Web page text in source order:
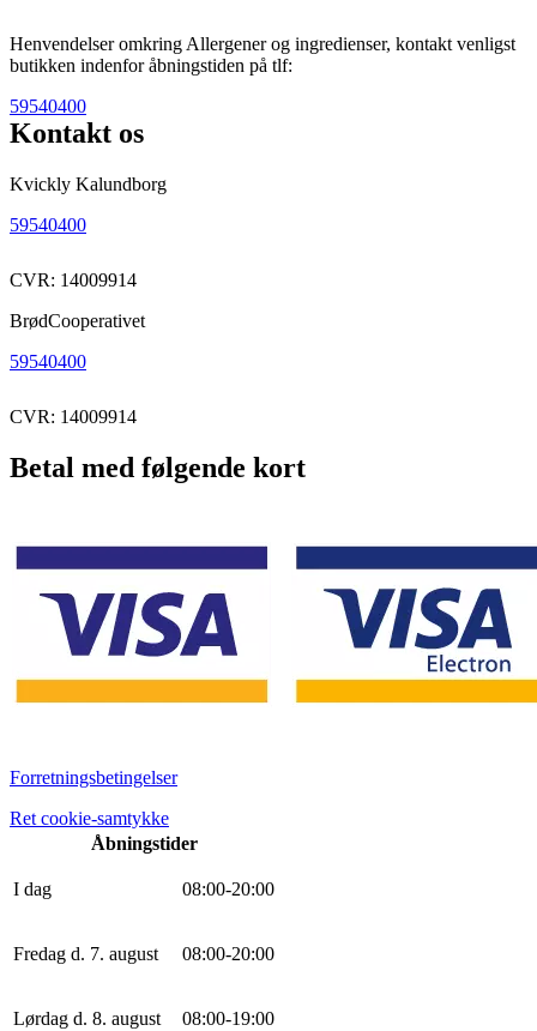
Henvendelser omkring Allergener og ingredienser, kontakt venligst
butikken indenfor åbningstiden på tlf:
59540400
Kontakt os
Kvickly Kalundborg
59540400
CVR: 14009914
BrødCooperativet
59540400
CVR: 14009914
Betal med følgende kort
Forretningsbetingelser
Ret cookie-samtykke
Åbningstider
I dag 08:00-20:00
Fredag d. 7. august 08:00-20:00
Lørdag d. 8. august 08:00-19:00